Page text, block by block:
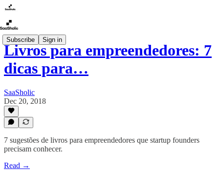
Subscribe Sign in
Livros para empreendedores: 7
dicas para…
SaaSholic
Dec 20, 2018
7 sugestões de livros para empreendedores que startup founders
precisam conhecer.
Read →